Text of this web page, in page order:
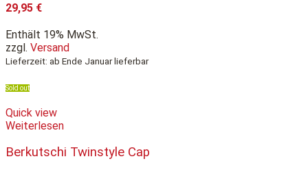
29,95 €
Enthält 19% MwSt.
zzgl. Versand
Lieferzeit: ab Ende Januar lieferbar
Sold out
Quick view
Weiterlesen
Berkutschi Twinstyle Cap